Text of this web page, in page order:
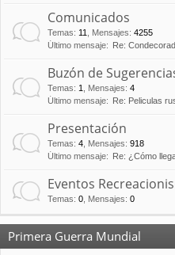
Comunicados
Temas: 11 Mensajes: 4255
Último mensaje:
Re:
Buzón de
Temas: 1 Mensajes: 4
Último mensaje:
Re: Peliculas
Presentación
Temas: 4 Mensajes: 918
Último mensaje:
Re: ¿Cómo
Eventos
Temas: 0 Mensajes: 0
Primera Guerra Mundial